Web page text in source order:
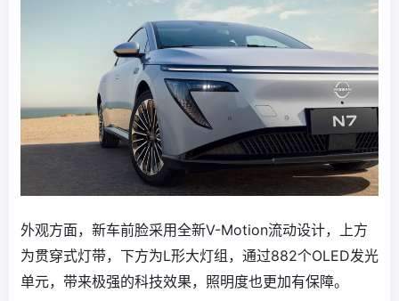
外观方面，新车前脸采用全新V-Motion流动设计，上方
为贯穿式灯带，下方为L形大灯组，通过882个OLED发光
单元，带来极强的科技效果，照明度也更加有保障。